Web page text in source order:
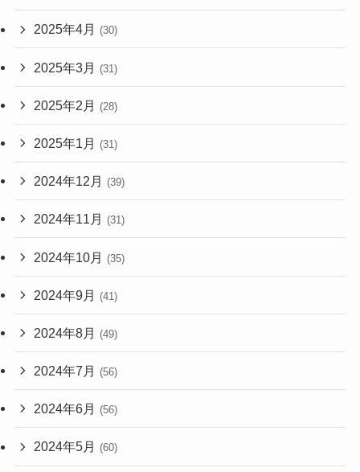
2025年4月 (30)
2025年3月 (31)
2025年2月 (28)
2025年1月 (31)
2024年12月 (39)
2024年11月 (31)
2024年10月 (35)
2024年9月 (41)
2024年8月 (49)
2024年7月 (56)
2024年6月 (56)
2024年5月 (60)